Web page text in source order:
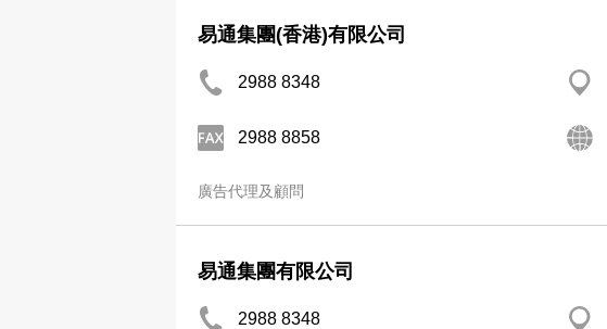
易通集團(香港)有限公司
2988 8348
2988 8858
廣告代理及顧問
易通集團有限公司
2988 8348